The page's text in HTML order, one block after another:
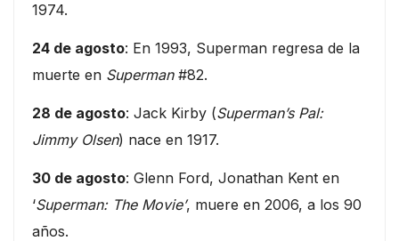
1974.
24 de agosto: En 1993, Superman regresa de la
muerte en Superman#82.
28 de agosto: Jack Kirby (Superman’s Pal:
Jimmy Olsen) nace en 1917.
30 de agosto: Glenn Ford, Jonathan Kent en
‘Superman: The Movie’, muere en 2006, a los 90
años.